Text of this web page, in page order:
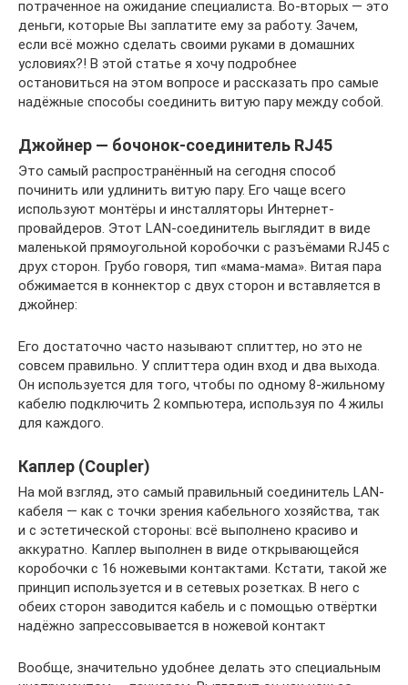
потраченное на ожидание специалиста. Во-вторых — это
деньги, которые Вы заплатите ему за работу. Зачем,
если всё можно сделать своими руками в домашних
условиях?! В этой статье я хочу подробнее
остановиться на этом вопросе и рассказать про самые
надёжные способы соединить витую пару между собой.
Джойнер — бочонок-соединитель RJ45
Это самый распространённый на сегодня способ
починить или удлинить витую пару. Его чаще всего
используют монтёры и инсталляторы Интернет-
провайдеров. Этот LAN-соединитель выглядит в виде
маленькой прямоугольной коробочки с разъёмами RJ45 с
друх сторон. Грубо говоря, тип «мама-мама». Витая пара
обжимается в коннектор с двух сторон и вставляется в
джойнер:
Его достаточно часто называют сплиттер, но это не
совсем правильно. У сплиттера один вход и два выхода.
Он используется для того, чтобы по одному 8-жильному
кабелю подключить 2 компьютера, используя по 4 жилы
для каждого.
Каплер (Coupler)
На мой взгляд, это самый правильный соединитель LAN-
кабеля — как с точки зрения кабельного хозяйства, так
и с эстетической стороны: всё выполнено красиво и
аккуратно. Каплер выполнен в виде открывающейся
коробочки с 16 ножевыми контактами. Кстати, такой же
принцип используется и в сетевых розетках. В него с
обеих сторон заводится кабель и с помощью отвёртки
надёжно запрессовывается в ножевой контакт
Вообще, значительно удобнее делать это специальным